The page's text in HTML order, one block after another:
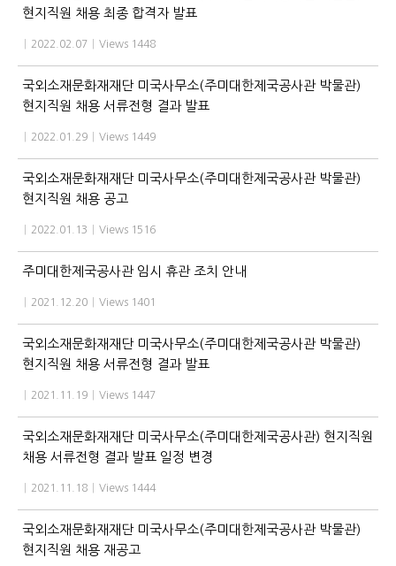
현지직원 채용 최종 합격자 발표
2022.02.07 Views 1448
국외소재문화재재단 미국사무소(주미대한제국공사관 박물관)
현지직원 채용 서류전형 결과 발표
2022.01.29 Views 1449
국외소재문화재재단 미국사무소(주미대한제국공사관 박물관)
현지직원 채용 공고
2022.01.13 Views 1516
주미대한제국공사관 임시 휴관 조치 안내
2021.12.20 Views 1401
국외소재문화재재단 미국사무소(주미대한제국공사관 박물관)
현지직원 채용 서류전형 결과 발표
2021.11.19 Views 1447
국외소재문화재재단 미국사무소(주미대한제국공사관) 현지직원
채용 서류전형 결과 발표 일정 변경
2021.11.18 Views 1444
국외소재문화재재단 미국사무소(주미대한제국공사관 박물관)
현지직원 채용 재공고